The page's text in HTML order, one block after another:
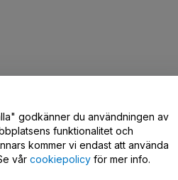
oss
godkänner du användningen av
funktionalitet och
kommer vi endast att använda
vår cookiepolicy för mer info.